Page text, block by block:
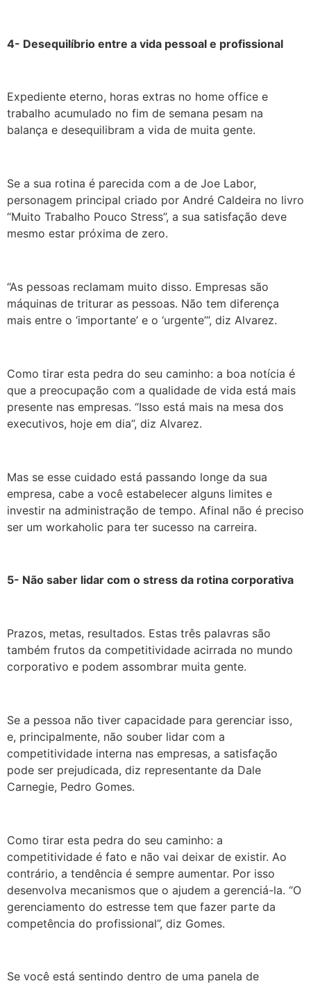
4- Desequilíbrio entre a vida pessoal e profissional
Expediente eterno, horas extras no home office e
trabalho acumulado no fim de semana pesam na
balança e desequilibram a vida de muita gente.
Se a sua rotina é parecida com a de Joe Labor,
personagem principal criado por André Caldeira no livro
“Muito Trabalho Pouco Stress”, a sua satisfação deve
mesmo estar próxima de zero.
“As pessoas reclamam muito disso. Empresas são
máquinas de triturar as pessoas. Não tem diferença
mais entre o ‘importante’ e o ‘urgente’”, diz Alvarez.
Como tirar esta pedra do seu caminho: a boa notícia é
que a preocupação com a qualidade de vida está mais
presente nas empresas. “Isso está mais na mesa dos
executivos, hoje em dia”, diz Alvarez.
Mas se esse cuidado está passando longe da sua
empresa, cabe a você estabelecer alguns limites e
investir na administração de tempo. Afinal não é preciso
ser um workaholic para ter sucesso na carreira.
5- Não saber lidar com o stress da rotina corporativa
Prazos, metas, resultados. Estas três palavras são
também frutos da competitividade acirrada no mundo
corporativo e podem assombrar muita gente.
Se a pessoa não tiver capacidade para gerenciar isso,
e, principalmente, não souber lidar com a
competitividade interna nas empresas, a satisfação
pode ser prejudicada, diz representante da Dale
Carnegie, Pedro Gomes.
Como tirar esta pedra do seu caminho: a
competitividade é fato e não vai deixar de existir. Ao
contrário, a tendência é sempre aumentar. Por isso
desenvolva mecanismos que o ajudem a gerenciá-la. “O
gerenciamento do estresse tem que fazer parte da
competência do profissional”, diz Gomes.
Se você está sentindo dentro de uma panela de